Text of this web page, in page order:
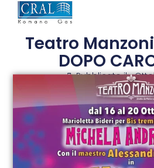
Teatro Manzoni
DOPO
Pubblicato il: